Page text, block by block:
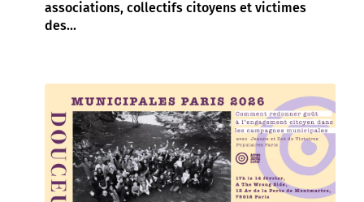
associations, collectifs citoyens et victimes
des...